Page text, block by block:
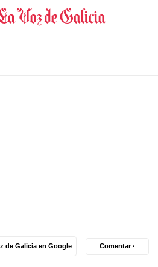
de Galicia en Google Comentar ·